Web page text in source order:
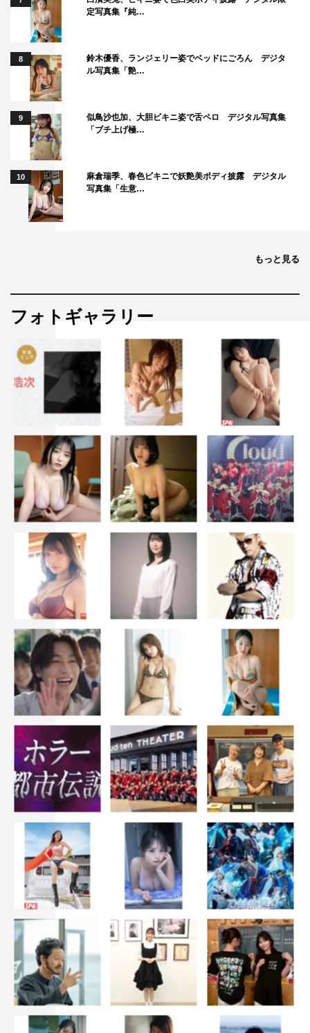
定写真集『純…
8
鈴木優香、ランジェリー姿でベッドにごろん デジタ
ル写真集「艶…
9
似鳥沙也加、大胆ビキニ姿で舌ペロ デジタル写真集
「ブチ上げ極…
10
麻倉瑞季、春色ビキニで妖艶美ボディ披露 デジタル
写真集「生意…
もっと見る
フォトギャラリー